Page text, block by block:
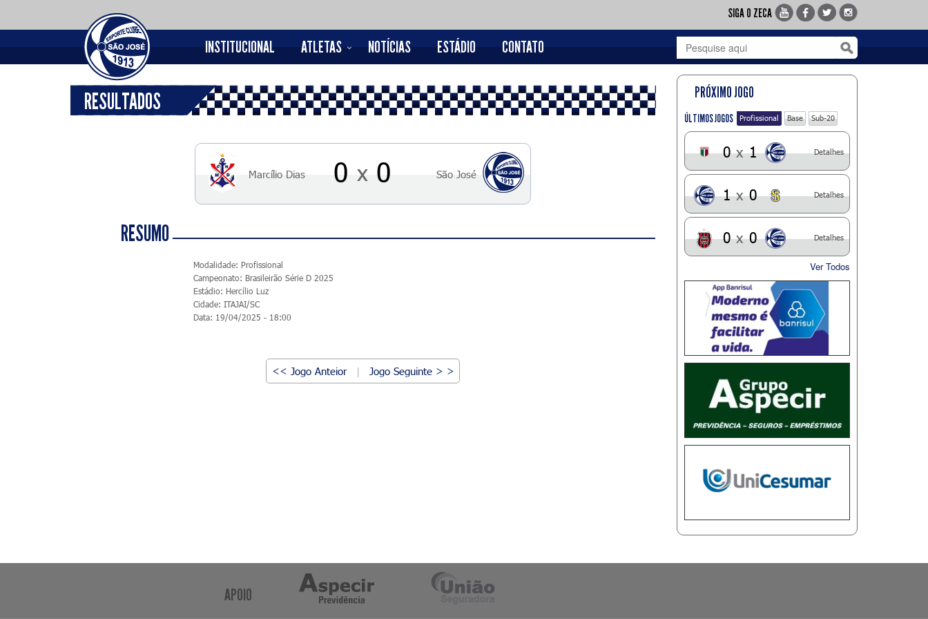
SIGA O ZECA
INSTITUCIONAL ATLETAS NOTÍCIAS ESTÁDIO CONTATO
RESULTADOS
Marcílio Dias 0 x 0 São José
RESUMO
Modalidade: Profissional
Campeonato: Brasileirão Série D 2025
Estádio: Hercílio Luz
Cidade: ITAJAI/SC
Data: 19/04/2025 - 18:00
<< Jogo Anteior | Jogo Seguinte > >
PRÓXIMO JOGO
ÚLTIMOS JOGOS Profissional Base Sub-20
0 x 1 Detalhes
1 x 0 Detalhes
0 x 0 Detalhes
Ver Todos
APOIO